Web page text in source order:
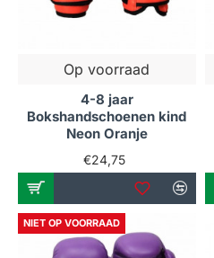
Op voorraad
4-8 jaar
Bokshandschoenen kind
Neon Oranje
€24,75
NIET OP VOORRAAD